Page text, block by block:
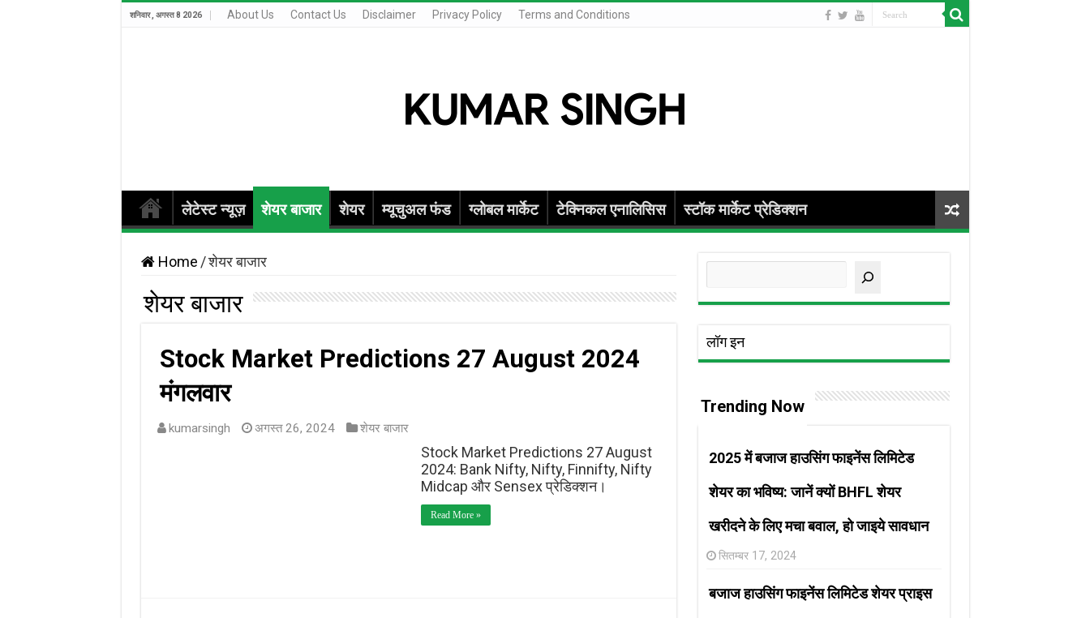
शनिवार , अगस्त 8 2026 About Us Contact Us Disclaimer Privacy Policy Terms and Conditions
लेटेस्ट न्यूज़ शेयर बाजार शेयर म्यूचुअल फंड ग्लोबल मार्केट टेक्निकल एनालिसिस स्टॉक मार्केट प्रेडिक्शन
Home /शेयर बाजार
शेयर बाजार
Stock Market Predictions 27 August 2024
मंगलवार
kumarsingh अगस्त 26, 2024 शेयर बाजार
Stock Market Predictions 27 August
2024: Bank Nifty, Nifty, Finnifty, Nifty
Midcap और Sensex प्रेडिक्शन।
Read More »
लॉग इन
Trending Now
2025 में बजाज हाउसिंग फाइनेंस लिमिटेड
शेयर का भविष्य: जानें क्यों BHFL शेयर
खरीदने के लिए मचा बवाल, हो जाइये सावधान
सितम्बर 17, 2024
बजाज हाउसिंग फाइनेंस लिमिटेड शेयर प्राइस